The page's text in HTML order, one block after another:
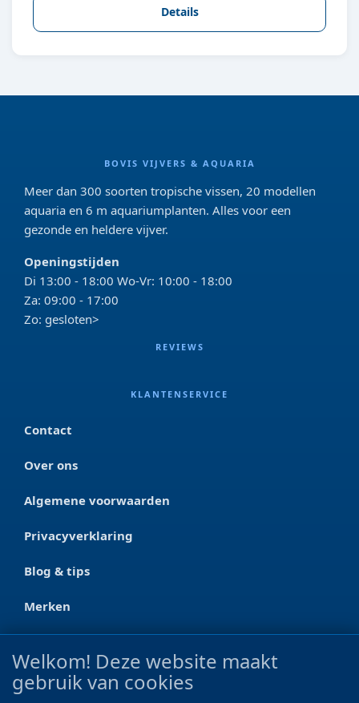
Details
BOVIS VIJVERS & AQUARIA
Meer dan 300 soorten tropische vissen, 20 modellen
aquaria en 6 m aquariumplanten. Alles voor een
gezonde en heldere vijver.
Openingstijden
Di 13:00 - 18:00 Wo-Vr: 10:00 - 18:00
Za: 09:00 - 17:00
Zo: gesloten>
REVIEWS
KLANTENSERVICE
Contact
Over ons
Algemene voorwaarden
Privacyverklaring
Blog & tips
Merken
CONTACT
Ootmarsumseweg 125a
Welkom! Deze website maakt
gebruik van cookies